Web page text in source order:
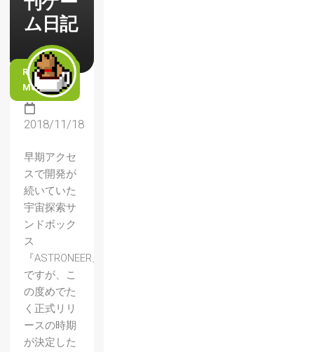
ム日記
READ
MORE
2018/11/18
早期アクセ
スで開発が
続いていた
宇宙探索サ
ンドボック
ス
『ASTRONEER』
ですが、こ
の度めでた
く正式リリ
ースの時期
が決定した